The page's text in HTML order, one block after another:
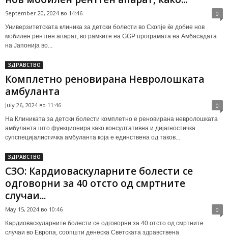
September 20, 2024 во 14:46 0
Универзитетската клиника за детски болести во Скопје ќе добие нов
мобилен рентген апарат, во рамките на GGP програмата на Амбасадата
на Јапонија во...
ЗДРАВСТВО
Комплетно реновирана Невролошката
амбуланта
July 26, 2024 во 11:46 0
На Клиниката за детски болести комплетно e реновирана невролошката
амбуланта што функционира како консултативна и дијагностичка
супспецијалистичка амбуланта која е единствена од таков...
ЗДРАВСТВО
СЗО: Кардиоваскуларните болести се
одговорни за 40 отсто од смртните
случаи...
May 15, 2024 во 10:46 0
Кардиоваскуларните болести се одговорни за 40 отсто од смртните
случаи во Европа, соопшти денеска Светската здравствена